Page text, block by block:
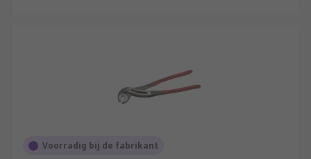
Voorradig bij de fabrikant